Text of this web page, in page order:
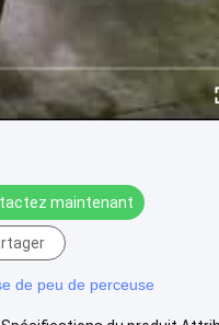
maintenant
de peu de perceuse